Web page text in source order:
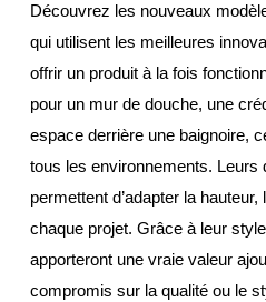
Découvrez les nouveaux
qui utilisent les meilleures
offrir un produit à la fois
pour un mur de douche, une
espace derrière une baignoire,
tous les environnements. Leurs
permettent d’adapter la
chaque projet. Grâce à leur
apporteront une vraie valeur
compromis sur la qualité ou le